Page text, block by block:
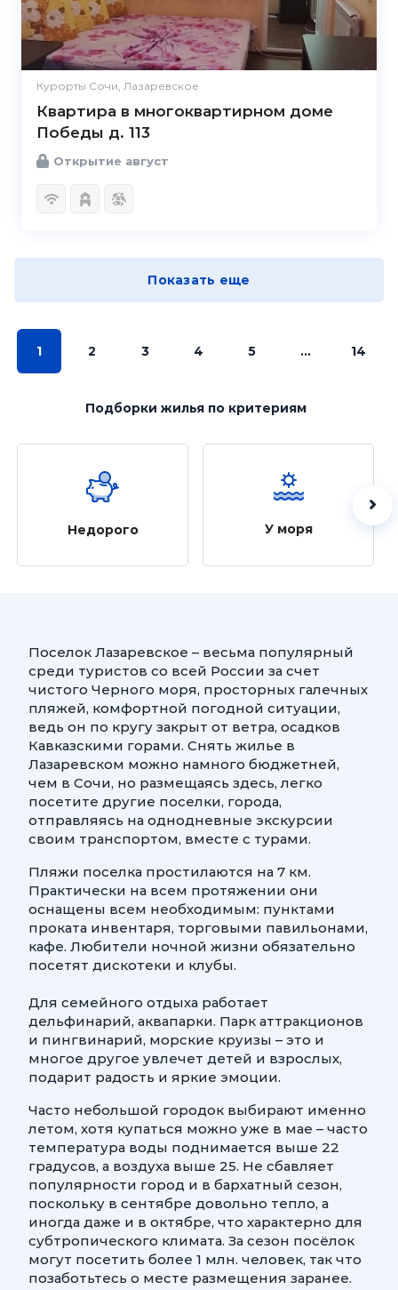
Курорты Сочи, Лазаревское
Квартира в многоквартирном доме
Победы д. 113
Открытие август
Показать еще
1 2 3 4 5 ... 14
Подборки жильяпо критериям
Недорого У моря
Поселок Лазаревское – весьма популярный
среди туристов со всей России за счет
чистого Черного моря, просторных галечных
пляжей, комфортной погодной ситуации,
ведь он по кругу закрыт от ветра, осадков
Кавказскими горами. Снять жилье в
Лазаревском можно намного бюджетней,
чем в Сочи, но размещаясь здесь, легко
посетите другие поселки, города,
отправляясь на однодневные экскурсии
своим транспортом, вместе с турами.
Пляжи поселка простилаются на 7 км.
Практически на всем протяжении они
оснащены всем необходимым: пунктами
проката инвентаря, торговыми павильонами,
кафе. Любители ночной жизни обязательно
посетят дискотеки и клубы.
Для семейного отдыха работает
дельфинарий, аквапарки. Парк аттракционов
и пингвинарий, морские круизы – это и
многое другое увлечет детей и взрослых,
подарит радость и яркие эмоции.
Часто небольшой городок выбирают именно
летом, хотя купаться можно уже в мае – часто
температура воды поднимается выше 22
градусов, а воздуха выше 25. Не сбавляет
популярности город и в бархатный сезон,
поскольку в сентябре довольно тепло, а
иногда даже и в октябре, что характерно для
субтропического климата. За сезон посёлок
могут посетить более 1 млн. человек, так что
позаботьтесь о месте размещения заранее.